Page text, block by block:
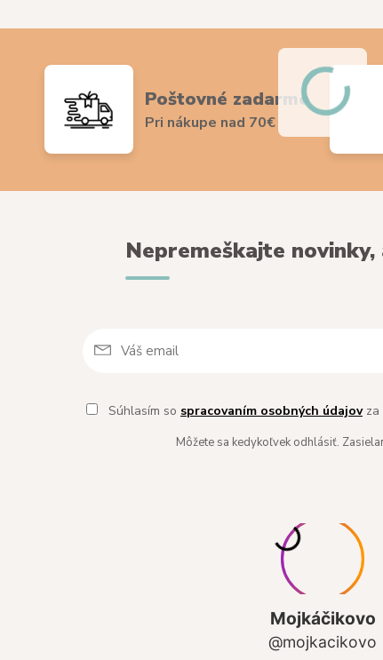
Poštovné zadarmo
Pri nákupe nad 70€
Nepremeškajte novinky,
Súhlasím so spracovaním osobných údajovza
Môžete sa kedykoľvek odhlásiť.